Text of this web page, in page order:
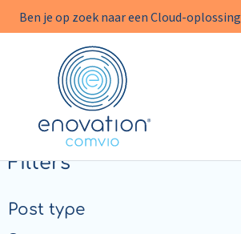
Ben je op zoek naar een Cloud-oplossing
Enovation
Comvio
Filters
Post type